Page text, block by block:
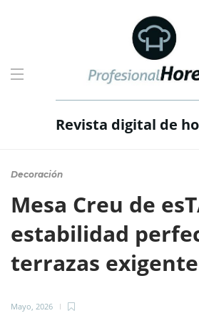
Revista digital de
Decoración
Mesa Creu de
estabilidad
terrazas
Mayo, 2026